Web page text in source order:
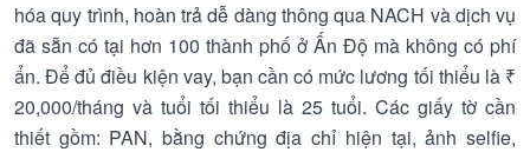
hóa quy trình, hoàn trả dễ dàng thông qua NACH và dịch vụ
đã sẵn có tại hơn 100 thành phố ở Ấn Độ mà không có phí
ẩn. Để đủ điều kiện vay, bạn cần có mức lương tối thiểu là ₹
20,000/tháng và tuổi tối thiểu là 25 tuổi. Các giấy tờ cần
thiết gồm: PAN, bằng chứng địa chỉ hiện tại, ảnh selfie,